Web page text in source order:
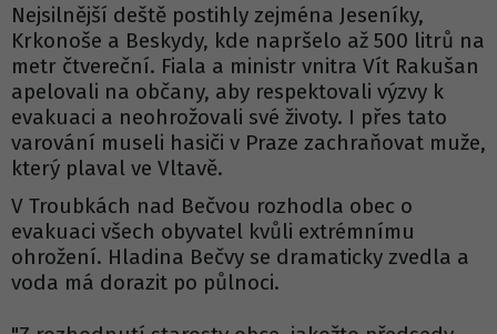
Nejsilnější deště postihly zejména Jeseníky,
Krkonoše a Beskydy, kde napršelo až 500 litrů na
metr čtvereční. Fiala a ministr vnitra Vít Rakušan
apelovali na občany, aby respektovali výzvy k
evakuaci a neohrožovali své životy. I přes tato
varování museli hasiči v Praze zachraňovat muže,
který plaval ve Vltavě.
V Troubkách nad Bečvou rozhodla obec o
evakuaci všech obyvatel kvůli extrémnímu
ohrožení. Hladina Bečvy se dramaticky zvedla a
voda má dorazit po půlnoci.